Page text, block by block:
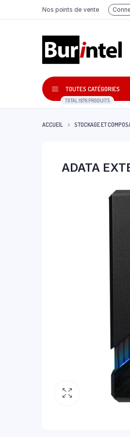
Nos points de vente
TOUTES CATÉGORIES
TOTAL 1876 PRODUITS
ACCUEIL STOCKAGE ET
ADATA